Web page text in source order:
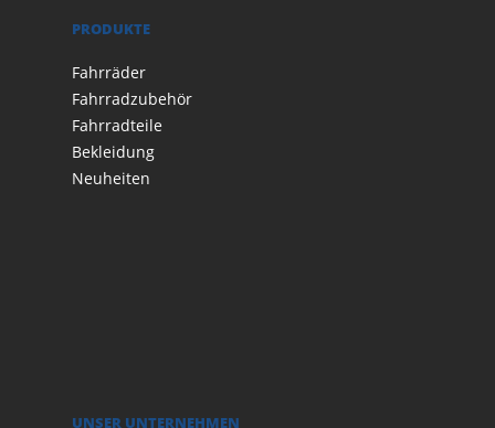
PRODUKTE
Fahrräder
Fahrradzubehör
Fahrradteile
Bekleidung
Neuheiten
UNSER UNTERNEHMEN